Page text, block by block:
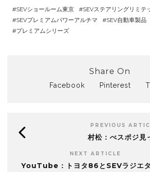
SEVショールーム東京
SEVステアリングリミテ
SEVプレミアムパワーアルチマ
SEV自動車製品
プレミアムシリーズ
Share On
Facebook Pinterest
PREVIOUS
村松：べスポジ見
NEXT ARTICLE
YouTube：トヨタ86とSEVラジエ